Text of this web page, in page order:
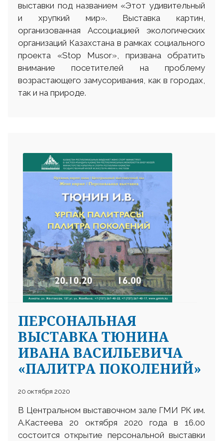
выставки под названием «Этот удивительный
и хрупкий мир». Выставка картин,
организованная Ассоциацией экологических
организаций Казахстана в рамках социального
проекта «Stop Musor», призвана обратить
внимание посетителей на проблему
возрастающего замусоривания, как в городах,
так и на природе.
ПЕРСОНАЛЬНАЯ
ВЫСТАВКА ТЮНИНА
ИВАНА ВАСИЛЬЕВИЧА
«ПАЛИТРА ПОКОЛЕНИЙ»
20 октября 2020
В Центральном выставочном зале ГМИ РК им.
А.Кастеева 20 октября 2020 года в 16.00
состоится открытие персональной выставки